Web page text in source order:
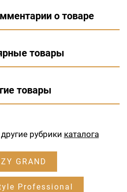
о товаре
товары
товары
рубрики каталога
GRAND
Professional